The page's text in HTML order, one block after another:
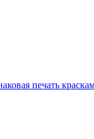
печать